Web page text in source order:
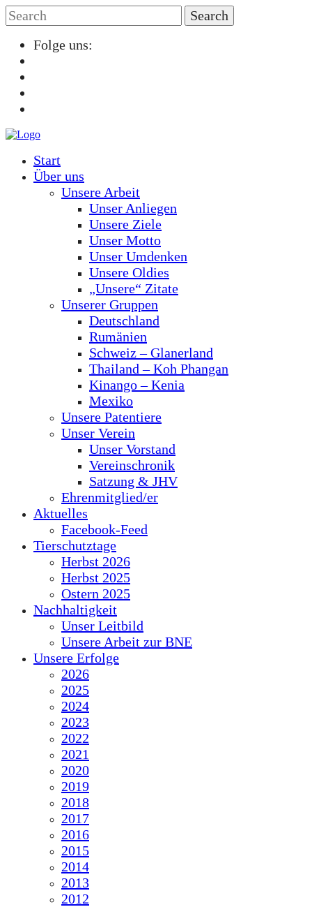
Folge uns:
Start
Über uns
Unsere Arbeit
Unser Anliegen
Unsere Ziele
Unser Motto
Unser Umdenken
Unsere Oldies
„Unsere“ Zitate
Unserer Gruppen
Deutschland
Rumänien
Schweiz – Glanerland
Thailand – Koh Phangan
Kinango – Kenia
Mexiko
Unsere Patentiere
Unser Verein
Unser Vorstand
Vereinschronik
Satzung & JHV
Ehrenmitglied/er
Aktuelles
Facebook-Feed
Tierschutztage
Herbst 2026
Herbst 2025
Ostern 2025
Nachhaltigkeit
Unser Leitbild
Unsere Arbeit zur BNE
Unsere Erfolge
2026
2025
2024
2023
2022
2021
2020
2019
2018
2017
2016
2015
2014
2013
2012